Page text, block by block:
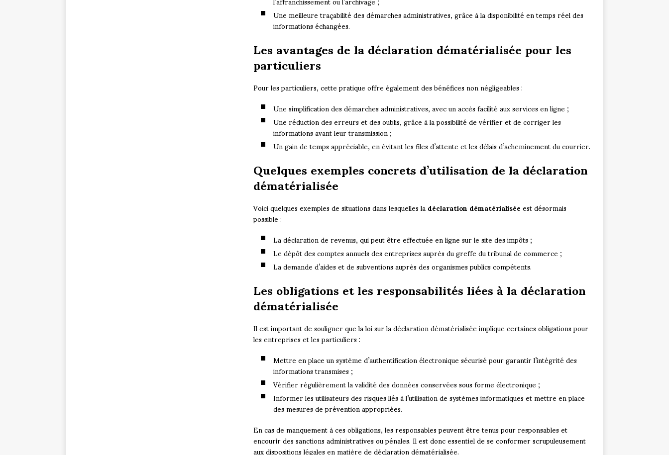
Une meilleure traçabilité des démarches administratives, grâce à la disponibilité en temps réel des
informations échangées.
Les avantages de la déclaration dématérialisée pour les
particuliers
Pour les particuliers, cette pratique offre également des bénéfices non négligeables :
Une simplification des démarches administratives, avec un accès facilité aux services en ligne ;
Une réduction des erreurs et des oublis, grâce à la possibilité de vérifier et de corriger les
informations avant leur transmission ;
Un gain de temps appréciable, en évitant les files d’attente et les délais d’acheminement du courrier.
Quelques exemples concrets d’utilisation de la déclaration
dématérialisée
Voici quelques exemples de situations dans lesquelles ladéclaration dématérialiséeest désormais
possible :
La déclaration de revenus, qui peut être effectuée en ligne sur le site des impôts ;
Le dépôt des comptes annuels des entreprises auprès du greffe du tribunal de commerce ;
La demande d’aides et de subventions auprès des organismes publics compétents.
Les obligations et les responsabilités liées à la déclaration
dématérialisée
Il est important de souligner que la loi sur la déclaration dématérialisée implique certaines obligations pour
les entreprises et les particuliers :
Mettre en place un système d’authentification électronique sécurisé pour garantir l’intégrité des
informations transmises ;
Vérifier régulièrement la validité des données conservées sous forme électronique ;
Informer les utilisateurs des risques liés à l’utilisation de systèmes informatiques et mettre en place
des mesures de prévention appropriées.
En cas de manquement à ces obligations, les responsables peuvent être tenus pour responsables et
encourir des sanctions administratives ou pénales. Il est donc essentiel de se conformer scrupuleusement